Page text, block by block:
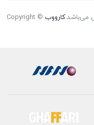
می‌باشد.کارووب Copyright ©